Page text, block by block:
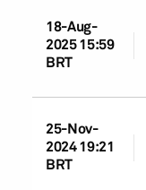
18-Aug-
2025 15:59
BRT
25-Nov-
2024 19:21
BRT